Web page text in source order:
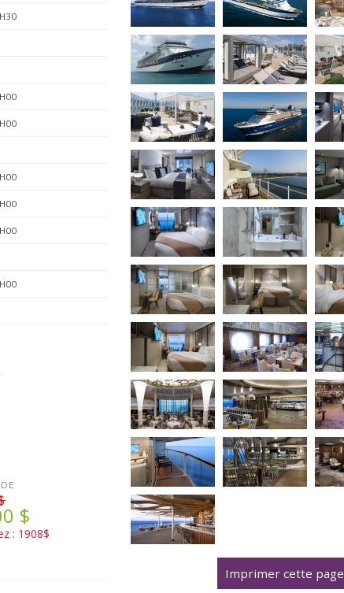
$
: 1908$
Imprimer cette page